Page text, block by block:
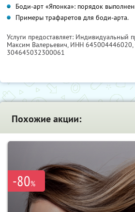
Боди-арт «Японка»: порядок
Примеры трафаретов для боди-арта.
Услуги предоставляет: Индивидуальный
Максим Валерьевич, ИНН 645004446020
304645032300061
Похожие акции:
-80%